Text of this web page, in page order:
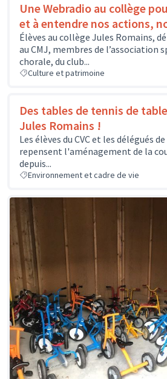
Une Webradio au collège
et à entendre nos actions,
Élèves au collège Jules Romains,
au CMJ, membres de l’association
chorale, du club...
Culture et patrimoine
Des tables de tennis de
Jules Romains !
Les élèves du CVC et les délégués
repensent l'aménagement de la
depuis...
Environnement et cadre de vie